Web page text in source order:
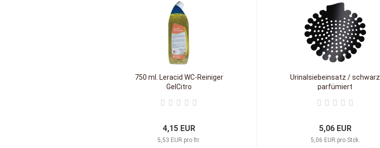
750 ml. Leracid WC-Reiniger
GelCitro
4,15 EUR
5,53 EUR pro ltr.
Urinalsiebeinsatz / schwarz
parfümiert
5,06 EUR
5,06 EUR pro Stck.